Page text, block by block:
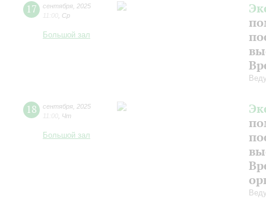
17 сентября 2025
11:00 Ср
Большой зал
18 сентября 2025
11:00 Чт
Большой зал